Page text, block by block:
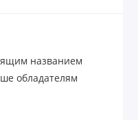
названием
обладателям